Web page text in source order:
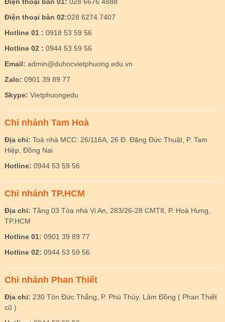
Điện thoại bàn 02:028 6274 7407
Hotline 01 : 0918 53 59 56
Hotline 02 : 0944 53 59 56
Email: admin@duhocvietphuong.edu.vn
Zalo: 0901 39 89 77
Skype: Vietphuongedu
Chi nhánh Tam Hoà
Địa chỉ: Toà nhà MCC: 26/116A, 26 Đ. Đặng Đức Thuật, P. Tam
Hiệp, Đồng Nai
Hotline: 0944 53 59 56
Chi nhánh TP.HCM
Địa chỉ: Tầng 03 Tòa nhà Vi An, 283/26-28 CMT8, P. Hoà Hưng,
TP.HCM
Hotline 01: 0901 39 89 77
Hotline 02: 0944 53 59 56
Chi nhánh Phan Thiết
Địa chỉ: 230 Tôn Đức Thắng, P. Phú Thủy, Lâm Đồng ( Phan Thiết
cũ )